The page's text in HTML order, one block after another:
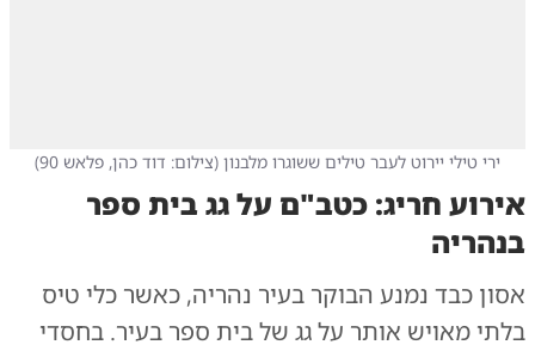
ירי טילי יירוט לעבר טילים ששוגרו מלבנון (צילום: דוד כהן, פלאש 90 )
אירוע חריג: כטב"ם על גג בית ספר
בנהריה
אסון כבד נמנע הבוקר בעיר נהריה, כאשר כלי טיס
בלתי מאויש אותר על גג של בית ספר בעיר. בחסדי